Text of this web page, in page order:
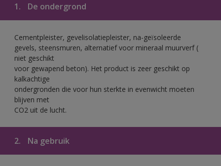
1. De ondergrond
Cementpleister, gevelisolatiepleister, na-geïsoleerde
gevels, steensmuren, alternatief voor mineraal muurverf (
niet geschikt
voor gewapend beton). Het product is zeer geschikt op
kalkachtige
ondergronden die voor hun sterkte in evenwicht moeten
blijven met
CO2 uit de lucht.
2. Na gebruik